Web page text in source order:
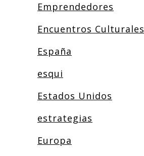
Emprendedores
Encuentros Culturales
España
esqui
Estados Unidos
estrategias
Europa